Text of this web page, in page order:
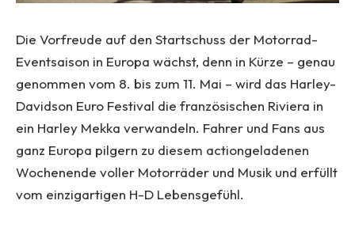
Die Vorfreude auf den Startschuss der Motorrad-
Eventsaison in Europa wächst, denn in Kürze – genau
genommen vom 8. bis zum 11. Mai – wird das Harley-
Davidson Euro Festival die französischen Riviera in
ein Harley Mekka verwandeln. Fahrer und Fans aus
ganz Europa pilgern zu diesem actiongeladenen
Wochenende voller Motorräder und Musik und erfüllt
vom einzigartigen H-D Lebensgefühl.